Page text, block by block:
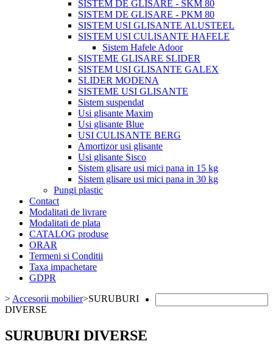
SISTEM DE GLISARE - SKM 80
SISTEM DE GLISARE - PKM 80
SISTEM USI GLISANTE ALUSTEEL
SISTEM USI CULISANTE HAFELE
Sistem Hafele Adoor
SISTEME GLISARE SLIDER
SISTEM USI GLISANTE GALEX
SLIDER MODENA
SISTEME USI GLISANTE
Sistem suspendat
Usi glisante Maxim
Usi glisante Blue
USI CULISANTE BERG
Amortizor usi glisante
Usi glisante Sisco
Sistem glisare usi mici pana in 15 kg
Sistem glisare usi mici pana in 30 kg
Pungi plastic
Contact
Modalitati de livrare
Modalitati de plata
CATALOG produse
ORAR
Termeni si Conditii
Taxa impachetare
GDPR
> Accesorii mobilier>SURUBURI
DIVERSE
SURUBURI DIVERSE